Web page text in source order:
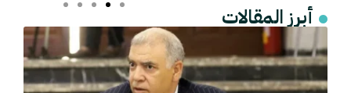
أبرز المقالات